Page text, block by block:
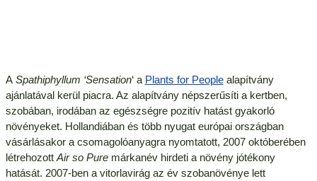
A Spathiphyllum ‘Sensation‘ a Plants for Peoplealapítvány
ajánlatával kerül piacra. Az alapítvány népszerűsíti a kertben,
szobában, irodában az egészségre pozitív hatást gyakorló
növényeket. Hollandiában és több nyugat európai országban
vásárlásakor a csomagolóanyagra nyomtatott, 2007 októberében
létrehozott Air so Puremárkanév hirdeti a növény jótékony
hatását. 2007-ben a vitorlavirág az év szobanövénye lett